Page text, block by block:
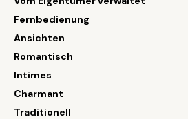
Fernbedienung
Ansichten
Romantisch
Intimes
Charmant
Traditionell